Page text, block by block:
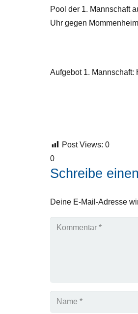
Pool der 1. Mannschaft
Uhr gegen
Aufgebot 1. Mannschaft:
Post Views: 0
0
Schreibe
Deine E-Mail-Adresse